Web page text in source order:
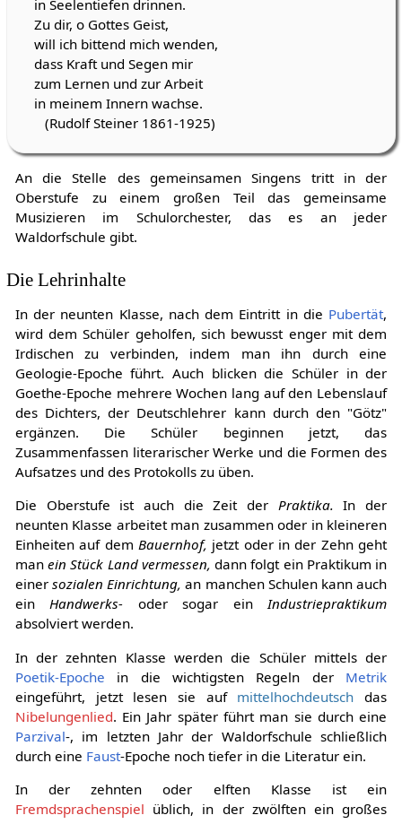
in Seelentiefen drinnen.
Zu dir, o Gottes Geist,
will ich bittend mich wenden,
dass Kraft und Segen mir
zum Lernen und zur Arbeit
in meinem Innern wachse.
(Rudolf Steiner 1861-1925)
An die Stelle des gemeinsamen Singens tritt in der
Oberstufe zu einem großen Teil das gemeinsame
Musizieren im Schulorchester, das es an jeder
Waldorfschule gibt.
Die Lehrinhalte
In der neunten Klasse, nach dem Eintritt in die Pubertät,
wird dem Schüler geholfen, sich bewusst enger mit dem
Irdischen zu verbinden, indem man ihn durch eine
Geologie-Epoche führt. Auch blicken die Schüler in der
Goethe-Epoche mehrere Wochen lang auf den Lebenslauf
des Dichters, der Deutschlehrer kann durch den "Götz"
ergänzen. Die Schüler beginnen jetzt, das
Zusammenfassen literarischer Werke und die Formen des
Aufsatzes und des Protokolls zu üben.
Die Oberstufe ist auch die Zeit der Praktika. In der
neunten Klasse arbeitet man zusammen oder in kleineren
Einheiten auf dem Bauernhof, jetzt oder in der Zehn geht
manein Stück Land vermessen, dann folgt ein Praktikum in
einersozialen Einrichtung, an manchen Schulen kann auch
einHandwerks- oder sogar einIndustriepraktikum
absolviert werden.
In der zehnten Klasse werden die Schüler mittels der
Poetik-Epoche in die wichtigsten Regeln der Metrik
eingeführt, jetzt lesen sie auf mittelhochdeutsch das
Nibelungenlied. Ein Jahr später führt man sie durch eine
Parzival-, im letzten Jahr der Waldorfschule schließlich
durch eine Faust-Epoche noch tiefer in die Literatur ein.
In der zehnten oder elften Klasse ist ein
Fremdsprachenspiel üblich, in der zwölften ein großes